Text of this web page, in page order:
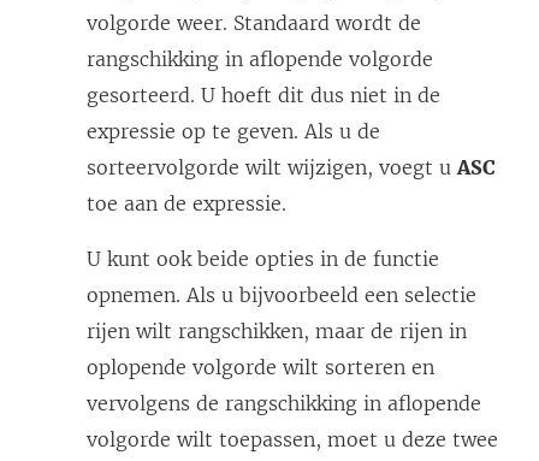
volgorde weer. Standaard wordt de
rangschikking in aflopende volgorde
gesorteerd. U hoeft dit dus niet in de
expressie op te geven. Als u de
sorteervolgorde wilt wijzigen, voegt u ASC
toe aan de expressie.
U kunt ook beide opties in de functie
opnemen. Als u bijvoorbeeld een selectie
rijen wilt rangschikken, maar de rijen in
oplopende volgorde wilt sorteren en
vervolgens de rangschikking in aflopende
volgorde wilt toepassen, moet u deze twee